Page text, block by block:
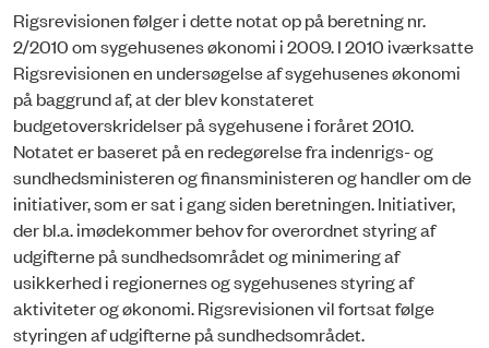
Rigsrevisionen følger i dette notat op på beretning nr.
2/2010 om sygehusenes økonomi i 2009. I 2010 iværksatte
Rigsrevisionen en undersøgelse af sygehusenes økonomi
på baggrund af, at der blev konstateret
budgetoverskridelser på sygehusene i foråret 2010.
Notatet er baseret på en redegørelse fra indenrigs- og
sundhedsministeren og finansministeren og handler om de
initiativer, som er sat i gang siden beretningen. Initiativer,
der bl.a. imødekommer behov for overordnet styring af
udgifterne på sundhedsområdet og minimering af
usikkerhed i regionernes og sygehusenes styring af
aktiviteter og økonomi. Rigsrevisionen vil fortsat følge
styringen af udgifterne på sundhedsområdet.